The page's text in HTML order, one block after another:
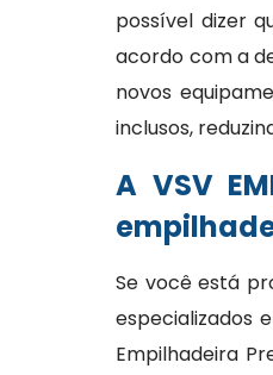
possível dizer
acordo com a
novos
inclusos,
A VSV
Se você está
especializados
Empilhadeira